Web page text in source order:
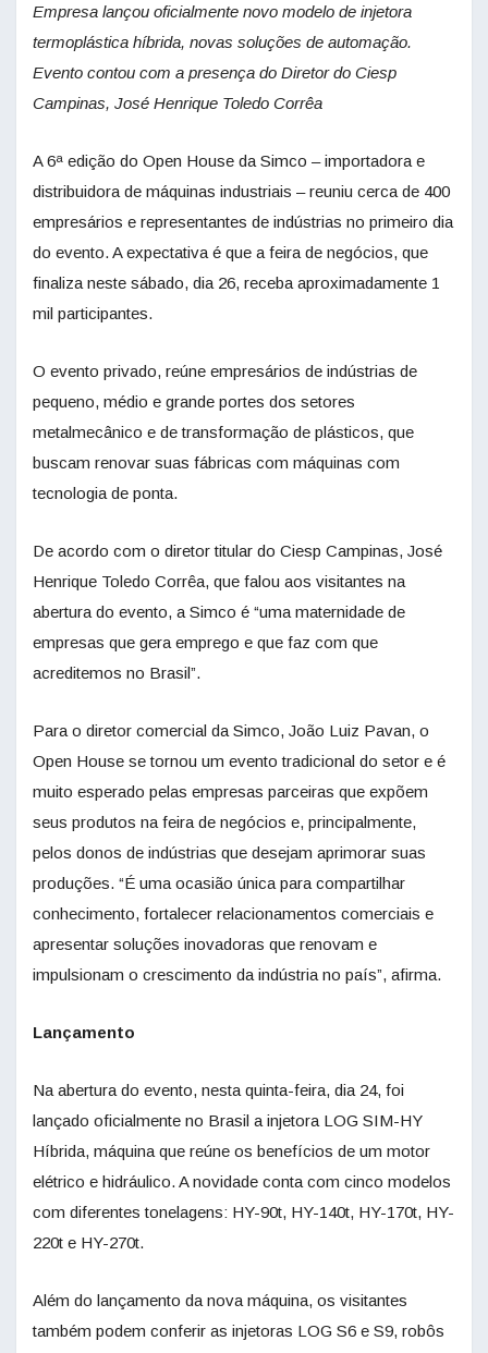
Empresa lançou oficialmente novo modelo de injetora
termoplástica híbrida, novas soluções de automação.
Evento contou com a presença do Diretor do Ciesp
Campinas, José Henrique Toledo Corrêa
A 6ª edição do Open House da Simco – importadora e
distribuidora de máquinas industriais – reuniu cerca de 400
empresários e representantes de indústrias no primeiro dia
do evento. A expectativa é que a feira de negócios, que
finaliza neste sábado, dia 26, receba aproximadamente 1
mil participantes.
O evento privado, reúne empresários de indústrias de
pequeno, médio e grande portes dos setores
metalmecânico e de transformação de plásticos, que
buscam renovar suas fábricas com máquinas com
tecnologia de ponta.
De acordo com o diretor titular do Ciesp Campinas, José
Henrique Toledo Corrêa, que falou aos visitantes na
abertura do evento, a Simco é “uma maternidade de
empresas que gera emprego e que faz com que
acreditemos no Brasil”.
Para o diretor comercial da Simco, João Luiz Pavan, o
Open House se tornou um evento tradicional do setor e é
muito esperado pelas empresas parceiras que expõem
seus produtos na feira de negócios e, principalmente,
pelos donos de indústrias que desejam aprimorar suas
produções. “É uma ocasião única para compartilhar
conhecimento, fortalecer relacionamentos comerciais e
apresentar soluções inovadoras que renovam e
impulsionam o crescimento da indústria no país”, afirma.
Lançamento
Na abertura do evento, nesta quinta-feira, dia 24, foi
lançado oficialmente no Brasil a injetora LOG SIM-HY
Híbrida, máquina que reúne os benefícios de um motor
elétrico e hidráulico. A novidade conta com cinco modelos
com diferentes tonelagens: HY-90t, HY-140t, HY-170t, HY-
220t e HY-270t.
Além do lançamento da nova máquina, os visitantes
também podem conferir as injetoras LOG S6 e S9, robôs